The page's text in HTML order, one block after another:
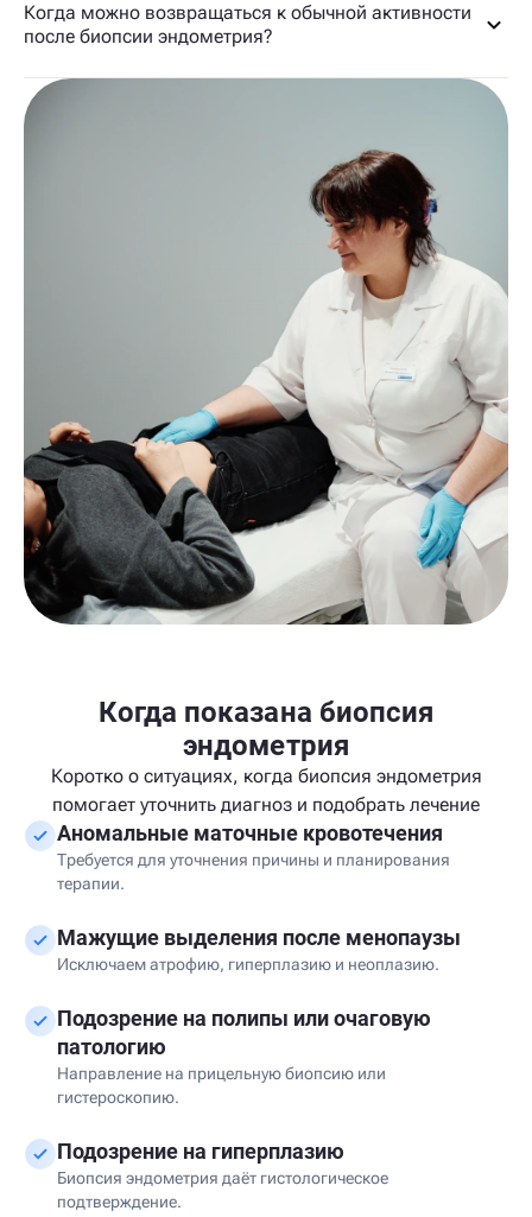
Когда можно возвращаться к обычной активности
после биопсии эндометрия?
Когда показана биопсия
эндометрия
Коротко о ситуациях, когда биопсия эндометрия
помогает уточнить диагноз и подобрать лечение
Аномальные маточные кровотечения
Требуется для уточнения причины и планирования
терапии.
Мажущие выделения после менопаузы
Исключаем атрофию, гиперплазию и неоплазию.
Подозрение на полипы или очаговую
патологию
Направление на прицельную биопсию или
гистероскопию.
Подозрение на гиперплазию
Биопсия эндометрия даёт гистологическое
подтверждение.